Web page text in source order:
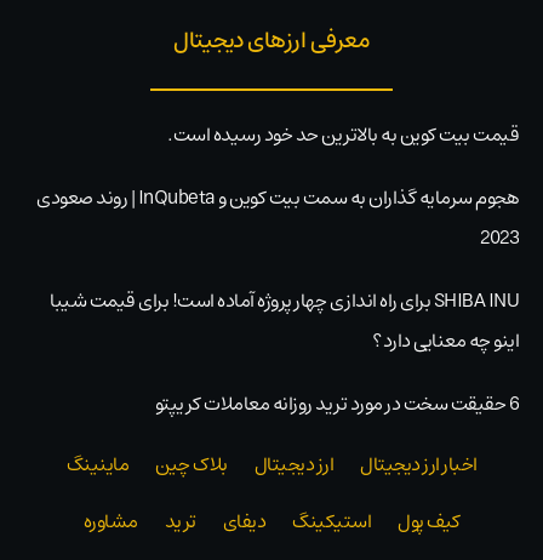
معرفی ارزهای دیجیتال
قیمت بیت کوین به بالاترین حد خود رسیده است.
هجوم سرمایه گذاران به سمت بیت کوین و InQubeta | روند صعودی
2023
SHIBA INU برای راه اندازی چهار پروژه آماده است! برای قیمت شیبا
اینو چه معنایی دارد؟
6 حقیقت سخت در مورد ترید روزانه معاملات کریپتو
اخبار ارز دیجیتال
ارز دیجیتال بلاک‌ چین
ماینینگ
کیف پول
استیکینگ دیفای ترید
مشاوره